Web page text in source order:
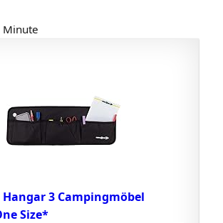
Minute
Hangar 3 Campingmöbel
Size*